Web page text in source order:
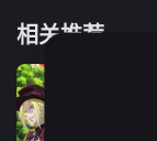
相关推荐